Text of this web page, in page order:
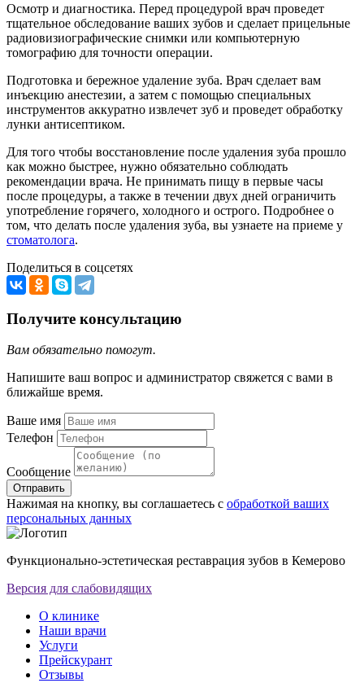
Осмотр и диагностика. Перед процедурой врач проведет
тщательное обследование ваших зубов и сделает прицельные
радиовизиографические снимки или компьютерную
томографию для точности операции.
Подготовка и бережное удаление зуба. Врач сделает вам
инъекцию анестезии, а затем с помощью специальных
инструментов аккуратно извлечет зуб и проведет обработку
лунки антисептиком.
Для того чтобы восстановление после удаления зуба прошло
как можно быстрее, нужно обязательно соблюдать
рекомендации врача. Не принимать пищу в первые часы
после процедуры, а также в течении двух дней ограничить
употребление горячего, холодного и острого. Подробнее о
том, что делать после удаления зуба, вы узнаете на приеме у
стоматолога.
Поделиться в соцсетях
Получите консультацию
Вам обязательно помогут.
Напишите ваш вопрос и администратор свяжется с вами в
ближайше время.
Ваше имя
Телефон
Сообщение
Отправить
Нажимая на кнопку, вы соглашаетесь с обработкой ваших
персональных данных
Функционально-эстетическая реставрация зубов в Кемерово
Версия для слабовидящих
О клинике
Наши врачи
Услуги
Прейскурант
Отзывы